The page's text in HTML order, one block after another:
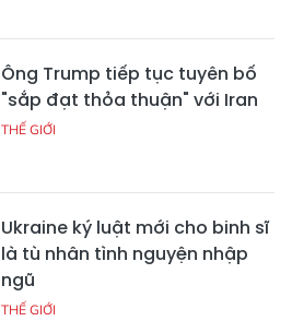
Ông Trump tiếp tục tuyên bố
"sắp đạt thỏa thuận" với Iran
THẾ GIỚI
Ukraine ký luật mới cho binh sĩ
là tù nhân tình nguyện nhập
ngũ
THẾ GIỚI